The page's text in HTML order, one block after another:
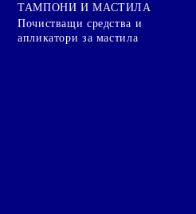
ТАМПОНИ И МАСТИЛА
Почистващи средства и
апликатори за мастила